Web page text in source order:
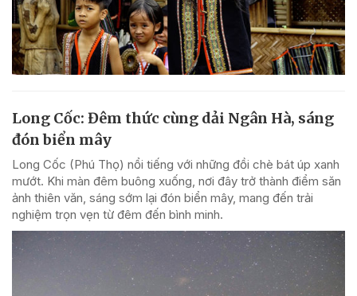
Long Cốc: Đêm thức cùng dải Ngân Hà, sáng
đón biển mây
Long Cốc (Phú Thọ) nổi tiếng với những đồi chè bát úp xanh
mướt. Khi màn đêm buông xuống, nơi đây trở thành điểm săn
ảnh thiên văn, sáng sớm lại đón biển mây, mang đến trải
nghiệm trọn vẹn từ đêm đến bình minh.